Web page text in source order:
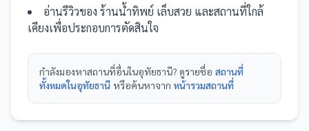
อ่านรีวิวของ ร้านน้ำทิพย์ เล็บสวย และสถานที่ใกล้
เคียงเพื่อประกอบการตัดสินใจ
กำลังมองหาสถานที่อื่นในอุทัยธานี? ดูรายชื่อ สถานที่
ทั้งหมดในอุทัยธานี หรือค้นหาจาก หน้ารวมสถานที่